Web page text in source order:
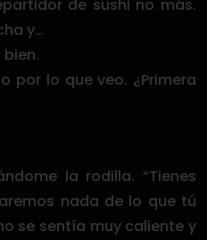
de sushi no más.
y…
por lo que veo. ¿Primera
la rodilla. “Tienes
nada de lo que tú
se sentía muy caliente y